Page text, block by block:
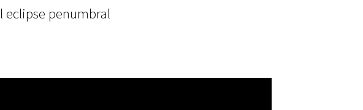
eclipse penumbral